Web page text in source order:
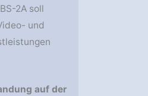
2A soll
und
auf der